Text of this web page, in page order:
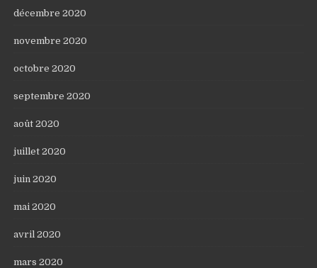
décembre 2020
novembre 2020
octobre 2020
septembre 2020
août 2020
juillet 2020
juin 2020
mai 2020
avril 2020
mars 2020